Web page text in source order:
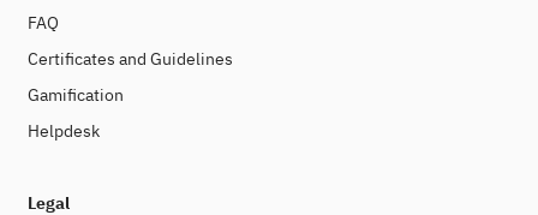
FAQ
Certificates and Guidelines
Gamification
Helpdesk
Legal